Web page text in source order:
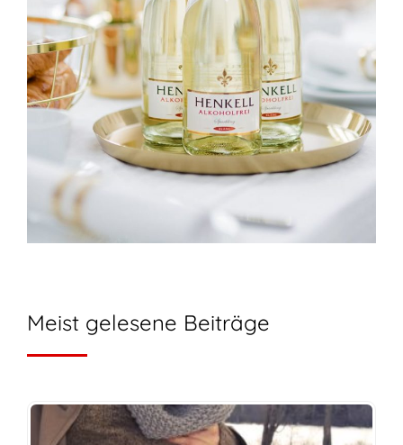
Meist gelesene Beiträge